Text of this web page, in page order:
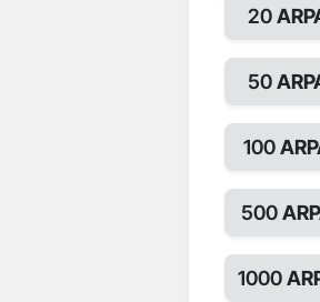
20
50
100
500
1000